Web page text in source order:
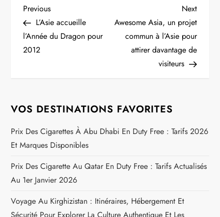
N
a
v
g
a
t
i
o
Previous
Post
Previous
L’Asie accueille
l’Année du Dragon pour
2012
Next
Post
Next
Awesome Asia, un projet
commun à l’Asie pour
attirer davantage de
visiteurs
VOS DESTINATIONS FAVORITES
Prix Des Cigarettes À Abu Dhabi En Duty Free : Tarifs 2026
Et Marques Disponibles
Prix Des Cigarette Au Qatar En Duty Free : Tarifs Actualisés
Au 1er Janvier 2026
Voyage Au Kirghizistan : Itinéraires, Hébergement Et